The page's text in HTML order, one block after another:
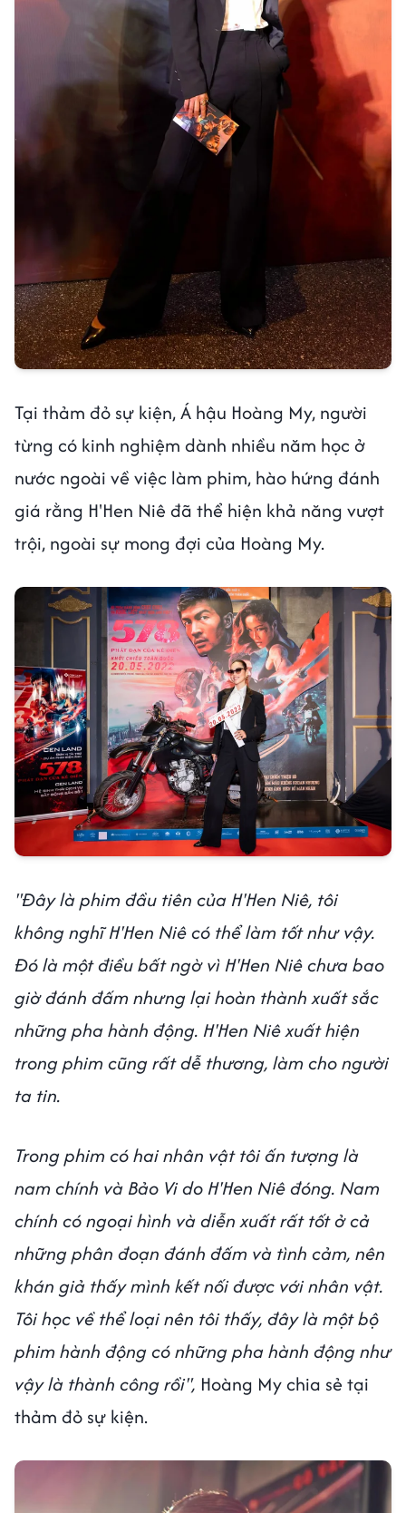
Tại thảm đỏ sự kiện, Á hậu Hoàng My, người
từng có kinh nghiệm dành nhiều năm học ở
nước ngoài về việc làm phim, hào hứng đánh
giá rằng H'Hen Niê đã thể hiện khả năng vượt
trội, ngoài sự mong đợi của Hoàng My.
"Đây là phim đầu tiên của H'Hen Niê, tôi
không nghĩ H'Hen Niê có thể làm tốt như vậy.
Đó là một điều bất ngờ vì H'Hen Niê chưa bao
giờ đánh đấm nhưng lại hoàn thành xuất sắc
những pha hành động. H'Hen Niê xuất hiện
trong phim cũng rất dễ thương, làm cho người
ta tin.
Trong phim có hai nhân vật tôi ấn tượng là
nam chính và Bảo Vi do H'Hen Niê đóng. Nam
chính có ngoại hình và diễn xuất rất tốt ở cả
những phân đoạn đánh đấm và tình cảm, nên
khán giả thấy mình kết nối được với nhân vật.
Tôi học về thể loại nên tôi thấy, đây là một bộ
phim hành động có những pha hành động như
vậy là thành công rồi", Hoàng My chia sẻ tại
thảm đỏ sự kiện.